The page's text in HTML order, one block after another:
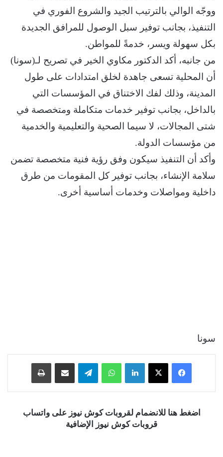
ووجّه الوالي بالترتيب الجيد والشروع الفوري في
التنفيذ، بجانب توفير سبل الوصول للمرافق الجديدة
بكل سهولة ويسر، خدمةً للمواطن.
من جانبه، أكد الدكتور مكاوي الخير في تصريح لـ(سونا)
أن المحلية تسعى جاهدة لخلق امتدادات على طول
المدينة، وذلك لفك الاختناق في المؤسسات التي
بالداخل، بجانب توفير خدمات متكاملة ومتخصصة في
شتى المجالات، لا سيما الصحية والتعليمية والخدمية
من مؤسسات الدولة.
وأكد أن التنفيذ سيكون وفق رؤية فنية متخصصة تضمن
سلامة الإنشاء، بجانب توفير كل المقومات من طرق
داخلية ومواصلات وخدمات أساسية أخرى.
سونا
فيسبوك ‫X لينكدإن واتساب تيلقرام
اضغط هنا للانضمام لقروبات كوش نيوز على واتساب
قروبات كوش نيوز الإضافية